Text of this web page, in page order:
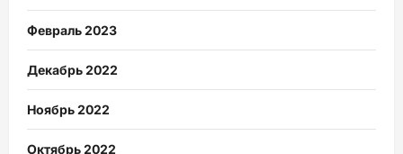
Февраль 2023
Декабрь 2022
Ноябрь 2022
Октябрь 2022